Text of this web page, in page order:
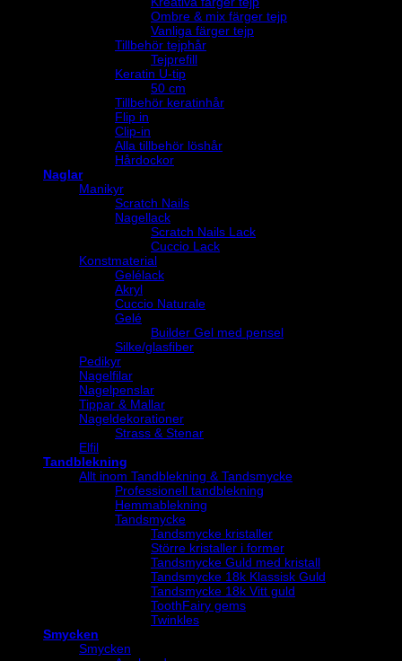
Ombre & mix färger tejp
Vanliga färger tejp
Tillbehör tejphår
Tejprefill
Keratin U-tip
50 cm
Tillbehör keratinhår
Flip in
Clip-in
Alla tillbehör löshår
Hårdockor
Naglar
Manikyr
Scratch Nails
Nagellack
Scratch Nails Lack
Cuccio Lack
Konstmaterial
Gelélack
Akryl
Cuccio Naturale
Gelé
Builder Gel med pensel
Silke/glasfiber
Pedikyr
Nagelfilar
Nagelpenslar
Tippar & Mallar
Nageldekorationer
Strass & Stenar
Elfil
Tandblekning
Allt inom Tandblekning & Tandsmycke
Professionell tandblekning
Hemmablekning
Tandsmycke
Tandsmycke kristaller
Större kristaller i former
Tandsmycke Guld med kristall
Tandsmycke 18k Klassisk Guld
Tandsmycke 18k Vitt guld
ToothFairy gems
Twinkles
Smycken
Smycken